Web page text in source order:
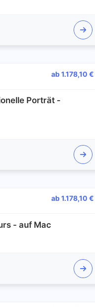
ab 1.178,10 €
Porträt -
ab 1.178,10 €
- auf Mac